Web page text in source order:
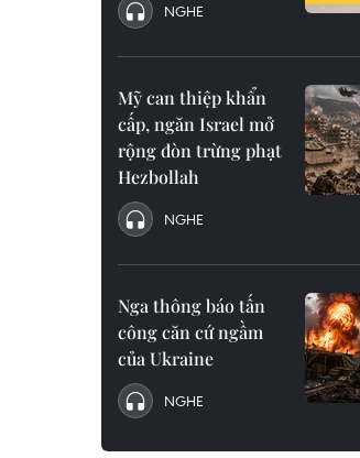
NGHE
Mỹ can thiệp khẩn
cấp, ngăn Israel mở
rộng đòn trừng phạt
Hezbollah
NGHE
Nga thông báo tấn
công căn cứ ngầm
của Ukraine
NGHE